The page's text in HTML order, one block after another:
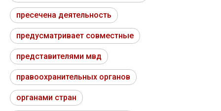
пресечена деятельность
предусматривает совместные
представителями мвд
правоохранительных органов
органами стран